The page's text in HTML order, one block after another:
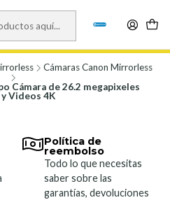
5478, Ñuñoa. Lunes a Viernes 9.30 a
de 10:00 a 17:00
Cámaras Canon Mirrorless
Cámara de 26.2 megapixeles
Videos 4K
Política de
reembolso
Todo lo que necesitas
saber sobre las
garantías, devoluciones